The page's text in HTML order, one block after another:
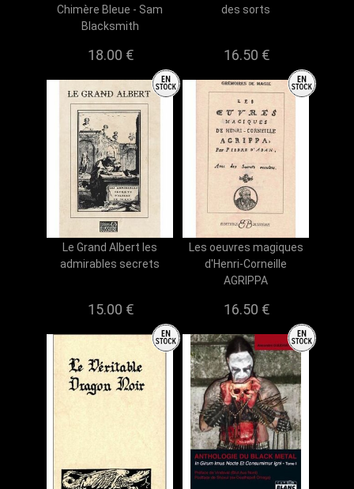
Chimère Bleue - Sam
Blacksmith
18.00 €
des sorts
16.50 €
Le Grand Albert les
admirables secrets
15.00 €
Les oeuvres magiques
d'Henri-Corneille
AGRIPPA
16.50 €